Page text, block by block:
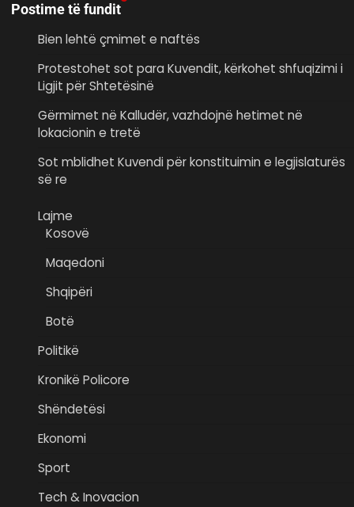
Postime të fundit
Bien lehtë çmimet e naftës
Protestohet sot para Kuvendit, kërkohet shfuqizimi i
Ligjit për Shtetësinë
Gërmimet në Kalludër, vazhdojnë hetimet në
lokacionin e tretë
Sot mblidhet Kuvendi për konstituimin e legjislaturës
së re
Lajme
Kosovë
Maqedoni
Shqipëri
Botë
Politikë
Kronikë Policore
Shëndetësi
Ekonomi
Sport
Tech & Inovacion